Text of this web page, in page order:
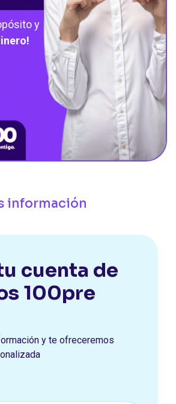
y
información
cuenta de
100pre
y te ofreceremos